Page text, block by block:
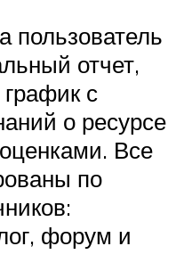
пользователь
отчет,
с
о ресурсе
Все
по
форум и